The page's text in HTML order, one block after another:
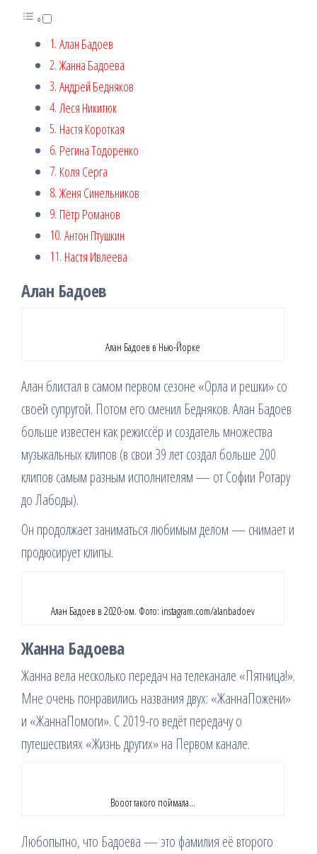
Алан Бадоев
Жанна Бадоева
Андрей Бедняков
Леся Никитюк
Настя Короткая
Регина Тодоренко
Коля Серга
Женя Синельников
Пётр Романов
Антон Птушкин
Настя Ивлеева
Алан Бадоев
Алан Бадоев в Нью-Йорке
Алан блистал в самом первом сезоне «Орла и решки» со
своей супругой. Потом его сменил Бедняков. Алан Бадоев
больше известен как режиссёр и создатель множества
музыкальных клипов (в свои 39 лет создал больше 200
клипов самым разным исполнителям — от Софии Ротару
до Лабоды).
Он продолжает заниматься любимым делом — снимает и
продюсирует клипы.
Алан Бадоев в 2020-ом. Фото: instagram.com/alanbadoev
Жанна Бадоева
Жанна вела несколько передач на телеканале «Пятница!».
Мне очень понравились названия двух: «ЖаннаПожени»
и «ЖаннаПомоги». С 2019-го ведёт передачу о
путешествиях «Жизнь других» на Первом канале.
Вооот такого поймала…
Любопытно, что Бадоева — это фамилия её второго